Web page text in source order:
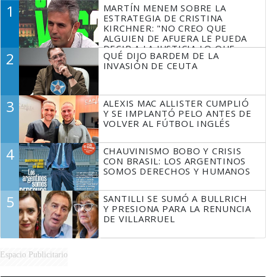
1
MARTÍN MENEM SOBRE LA
ESTRATEGIA DE CRISTINA
KIRCHNER: "NO CREO QUE
ALGUIEN DE AFUERA LE PUEDA
DECIR A LA JUSTICIA LO QUE
TIENE QUE HACER"
2
QUÉ DIJO BARDEM DE LA
INVASIÓN DE CEUTA
3
ALEXIS MAC ALLISTER CUMPLIÓ
Y SE IMPLANTÓ PELO ANTES DE
VOLVER AL FÚTBOL INGLÉS
4
CHAUVINISMO BOBO Y CRISIS
CON BRASIL: LOS ARGENTINOS
SOMOS DERECHOS Y HUMANOS
5
SANTILLI SE SUMÓ A BULLRICH
Y PRESIONA PARA LA RENUNCIA
DE VILLARRUEL
Espacio Publicitario